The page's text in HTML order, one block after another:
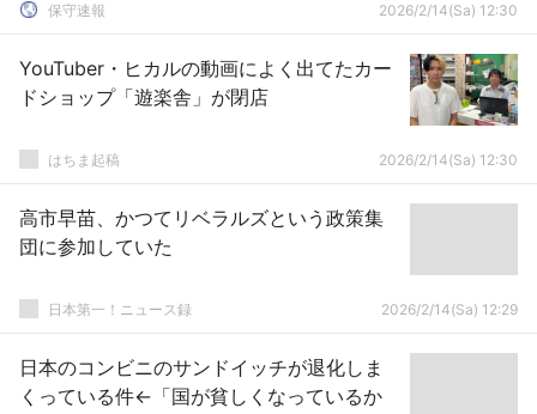
保守速報 2026/2/14(Sa) 12:30
YouTuber・ヒカルの動画によく出てたカー
ドショップ「遊楽舎」が閉店
はちま起稿 2026/2/14(Sa) 12:30
高市早苗、かつてリベラルズという政策集
団に参加していた
日本第一！ニュース録 2026/2/14(Sa) 12:29
日本のコンビニのサンドイッチが退化しま
くっている件←「国が貧しくなっているか